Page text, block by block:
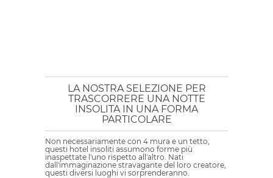
LA NOSTRA SELEZIONE PER
TRASCORRERE UNA NOTTE
INSOLITA IN UNA FORMA
PARTICOLARE
Non necessariamente con 4 mura e un tetto,
questi hotel insoliti assumono forme più
inaspettate l'uno rispetto all'altro. Nati
dall'immaginazione stravagante del loro creatore,
questi diversi luoghi vi sorprenderanno.